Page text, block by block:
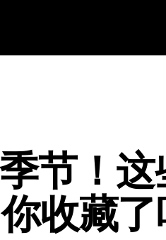
节！
收藏